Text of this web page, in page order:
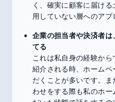
く、確実に顧客に届け
用していない層へのアプ
企業の担当者や決済者
てる
これは私自身の経験か
紹介される時、ホーム
だくことが多いです。
わせをする際も私のホ